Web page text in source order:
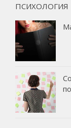
ПСИХОЛОГИЯ